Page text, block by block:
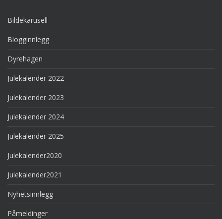
Bildekarusell
Blogginnlegg
Dyrehagen
Julekalender 2022
Julekalender 2023
Julekalender 2024
Julekalender 2025
Julekalender2020
Julekalender2021
Nyhetsinnlegg
Påmeldinger